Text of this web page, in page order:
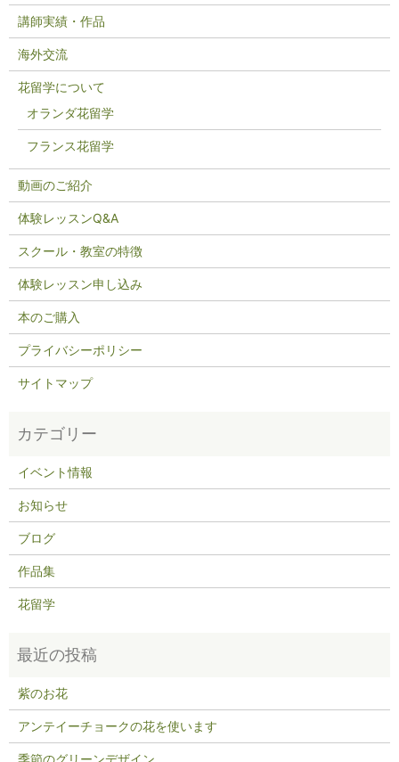
講師実績・作品
海外交流
花留学について
オランダ花留学
フランス花留学
動画のご紹介
体験レッスンQ&A
スクール・教室の特徴
体験レッスン申し込み
本のご購入
プライバシーポリシー
サイトマップ
イベント情報
お知らせ
ブログ
作品集
花留学
紫のお花
アンテイーチョークの花を使います
季節のグリーンデザイン